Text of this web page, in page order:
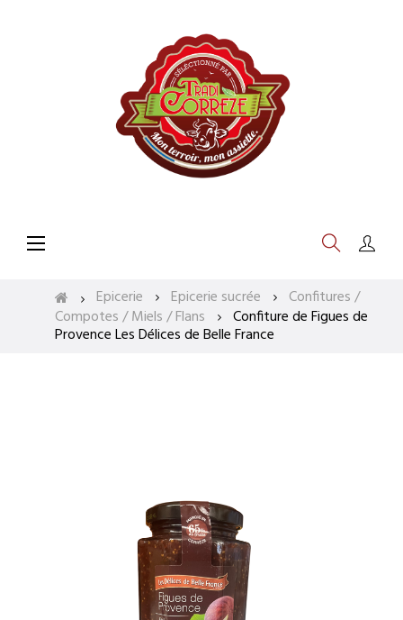
Basculer
la
☰
Epicerie Epicerie sucrée
Confitures /
Compotes / Miels / Flans
Confiture de Figues de
Provence Les Délices de Belle France